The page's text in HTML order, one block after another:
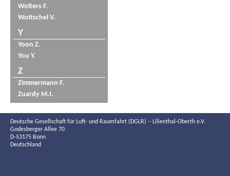
Wolters F.
Wottschel V.
Y
Yoon Z.
You Y.
Z
Zimmermann F.
Zuardy M.I.
Deutsche Gesellschaft für Luft- und Raumfahrt (DGLR) – Lilienthal-Oberth e.V.
Godesberger Allee 70
D-53175 Bonn
Deutschland